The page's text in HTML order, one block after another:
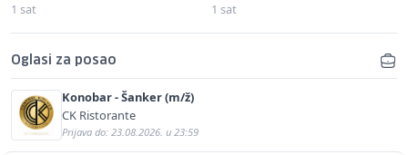
1 sat 1 sat
Oglasi za posao
Konobar - Šanker (m/ž)
CK Ristorante
Prijava do: 23.08.2026. u 23:59